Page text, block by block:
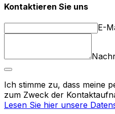
Kontaktieren Sie uns
E-
Ich stimme zu, dass meine
zum Zweck der
Lesen Sie hier unsere